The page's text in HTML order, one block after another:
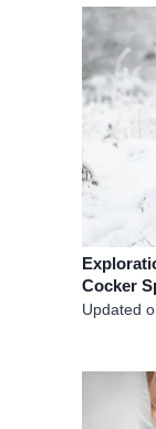
Cocker
Updated